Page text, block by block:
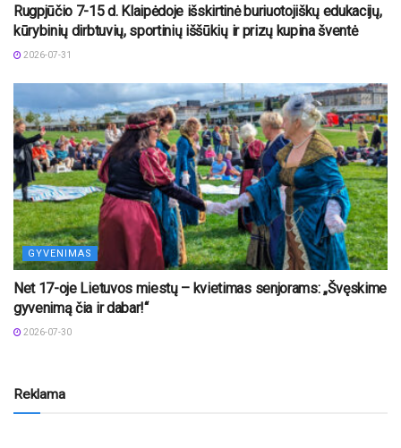
Rugpjūčio 7-15 d. Klaipėdoje išskirtinė buriuotojiškų edukacijų,
kūrybinių dirbtuvių, sportinių iššūkių ir prizų kupina šventė
2026-07-31
GYVENIMAS
Net 17-oje Lietuvos miestų – kvietimas senjorams: „Švęskime
gyvenimą čia ir dabar!“
2026-07-30
Reklama